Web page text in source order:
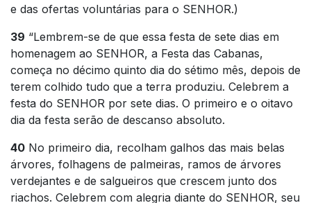
e das ofertas voluntárias para o SENHOR.)
39 “Lembrem-se de que essa festa de sete dias em
homenagem ao SENHOR, a Festa das Cabanas,
começa no décimo quinto dia do sétimo mês, depois de
terem colhido tudo que a terra produziu. Celebrem a
festa do SENHOR por sete dias. O primeiro e o oitavo
dia da festa serão de descanso absoluto.
40 No primeiro dia, recolham galhos das mais belas
árvores, folhagens de palmeiras, ramos de árvores
verdejantes e de salgueiros que crescem junto dos
riachos. Celebrem com alegria diante do SENHOR, seu